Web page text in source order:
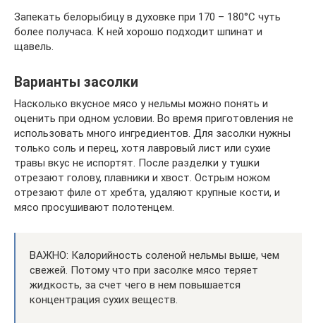
Запекать белорыбицу в духовке при 170 – 180°С чуть
более получаса. К ней хорошо подходит шпинат и
щавель.
Варианты засолки
Насколько вкусное мясо у нельмы можно понять и
оценить при одном условии. Во время приготовления не
использовать много ингредиентов. Для засолки нужны
только соль и перец, хотя лавровый лист или сухие
травы вкус не испортят. После разделки у тушки
отрезают голову, плавники и хвост. Острым ножом
отрезают филе от хребта, удаляют крупные кости, и
мясо просушивают полотенцем.
ВАЖНО: Калорийность соленой нельмы выше, чем
свежей. Потому что при засолке мясо теряет
жидкость, за счет чего в нем повышается
концентрация сухих веществ.